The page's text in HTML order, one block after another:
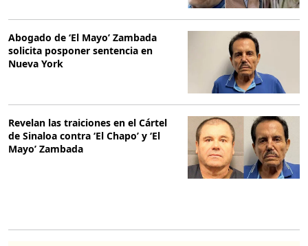
Abogado de ‘El Mayo’ Zambada
solicita posponer sentencia en
Nueva York
Revelan las traiciones en el Cártel
de Sinaloa contra ‘El Chapo’ y ‘El
Mayo’ Zambada